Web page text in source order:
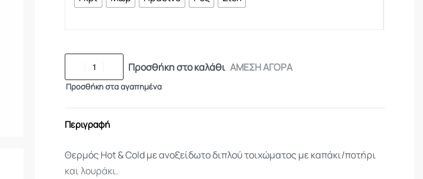
Προσθήκη στο καλάθι ΑΜΕΣΗ ΑΓΟΡΑ
Προσθήκη στα αγαπημένα
Περιγραφή
Θερμός Hot & Cold με ανοξείδωτο διπλού τοιχώματος με καπάκι/ποτήρι
και λουράκι.